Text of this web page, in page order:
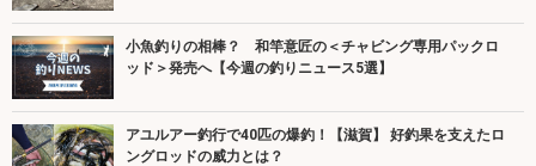
小魚釣りの相棒？ 和竿意匠の＜チャビング専用パックロ
ッド＞発売へ【今週の釣りニュース5選】
アユルアー釣行で40匹の爆釣！【滋賀】 好釣果を支えたロ
ングロッドの威力とは？